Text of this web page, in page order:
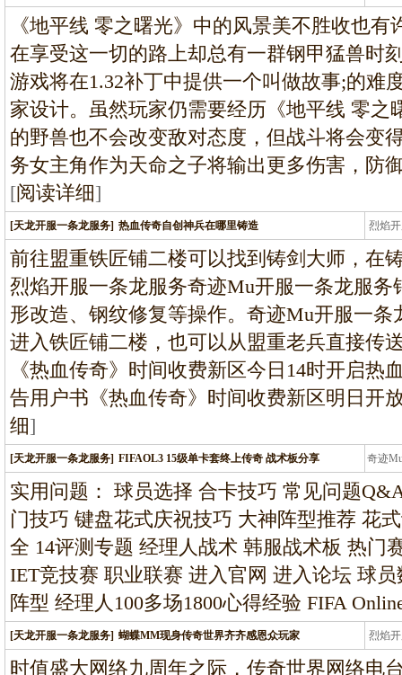
龙
《地平线 零之曙光》中的风景美不胜收也
在享受这一切的路上却总有一群钢甲猛兽时
游戏将在1.32补丁中提供一个叫做故事;的难
家设计。虽然玩家仍需要经历《地平线 零之
的野兽也不会改变敌对态度，但战斗将会变
务女主角作为天命之子将输出更多伤害，防
[阅读详细]
[天龙开服一条龙服务] 热血传奇自创神兵在哪里铸造 烈焰
龙
前往盟重铁匠铺二楼可以找到铸剑大师，在
烈焰开服一条龙服务奇迹Mu开服一条龙服
形改造、钢纹修复等操作。奇迹Mu开服一
进入铁匠铺二楼，也可以从盟重老兵直接传
《热血传奇》时间收费新区今日14时开启热
告用户书《热血传奇》时间收费新区明日开
细]
[天龙开服一条龙服务] FIFAOL3 15级单卡套终上传奇 战术板分享 奇迹
条
实用问题： 球员选择 合卡技巧 常见问题
门技巧 键盘花式庆祝技巧 大神阵型推荐 花
全 14评测专题 经理人战术 韩服战术板 热门
IET竞技赛 职业联赛 进入官网 进入论坛 球
阵型 经理人100多场1800心得经验 FIFA
[天龙开服一条龙服务] 蝴蝶MM现身传奇世界齐齐感恩众玩家 烈焰
龙
时值盛大网络九周年之际，传奇世界网络电